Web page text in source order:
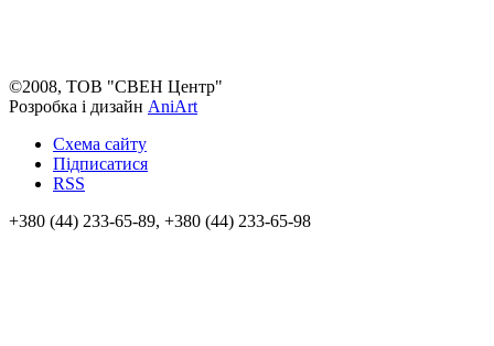
©2008, ТОВ "СВЕН Центр"
Розробка і дизайн AniArt
Схема сайту
Підписатися
RSS
+380 (44) 233-65-89, +380 (44) 233-65-98